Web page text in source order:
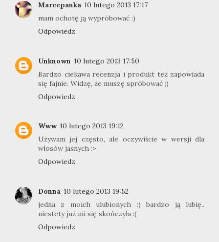
Marcepanka 10 lutego 2013 17:17
mam ochotę ją wypróbować :)
Odpowiedz
Unknown 10 lutego 2013 17:50
Bardzo ciekawa recenzja i produkt też zapowiada
się fajnie. Widzę, że muszę spróbować ;)
Odpowiedz
Www 10 lutego 2013 19:12
Używam jej często, ale oczywiście w wersji dla
włosów jasnych :>
Odpowiedz
Donna 10 lutego 2013 19:52
jedna z moich ulubionych :) bardzo ją lubię..
niestety już mi się skończyła :(
Odpowiedz